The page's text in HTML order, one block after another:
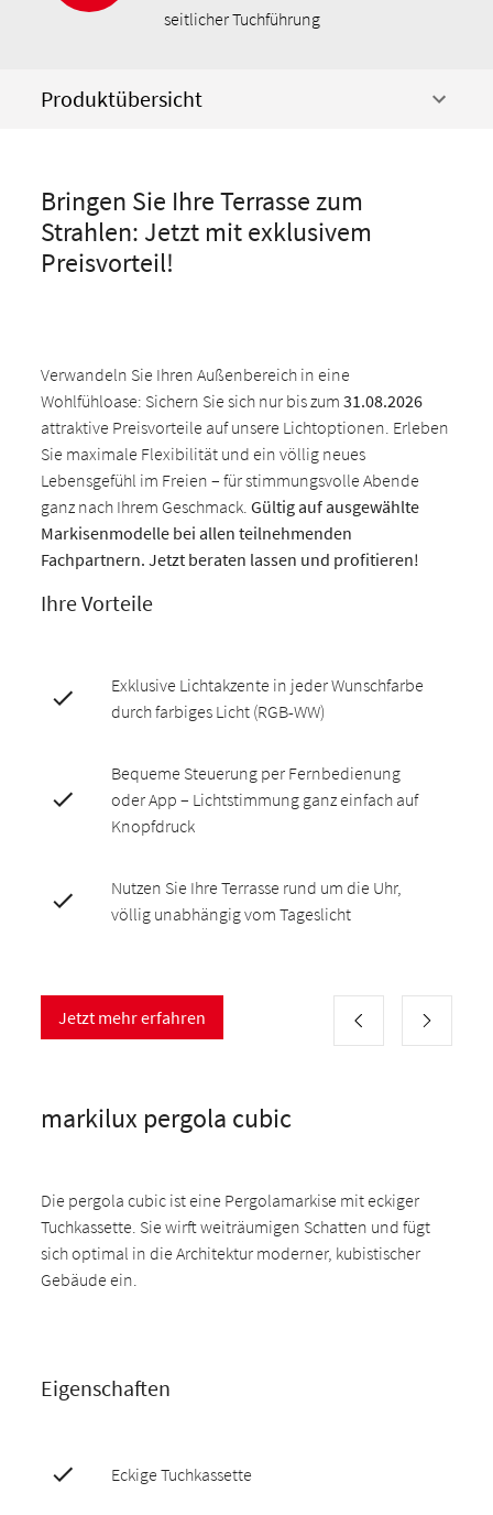
seitlicher Tuchführung
Produktübersicht
Bringen Sie Ihre Terrasse zum
Strahlen: Jetzt mit exklusivem
Preisvorteil!
Verwandeln Sie Ihren Außenbereich in eine
Wohlfühloase: Sichern Sie sich nur bis zum31.08.2026
attraktive Preisvorteile auf unsere Lichtoptionen. Erleben
Sie maximale Flexibilität und ein völlig neues
Lebensgefühl im Freien – für stimmungsvolle Abende
ganz nach Ihrem Geschmack.Gültig auf ausgewählte
Markisenmodelle bei allen teilnehmenden
Fachpartnern. Jetzt beraten lassen und profitieren!
Ihre Vorteile
Exklusive Lichtakzente in jeder Wunschfarbe
durch farbiges Licht (RGB-WW)
Bequeme Steuerung per Fernbedienung
oder App – Lichtstimmung ganz einfach auf
Knopfdruck
Nutzen Sie Ihre Terrasse rund um die Uhr,
völlig unabhängig vom Tageslicht
Jetzt mehr erfahren
markilux pergola cubic
Die pergola cubic ist eine Pergolamarkise mit eckiger
Tuchkassette. Sie wirft weiträumigen Schatten und fügt
sich optimal in die Architektur moderner, kubistischer
Gebäude ein.
Eigenschaften
Eckige Tuchkassette